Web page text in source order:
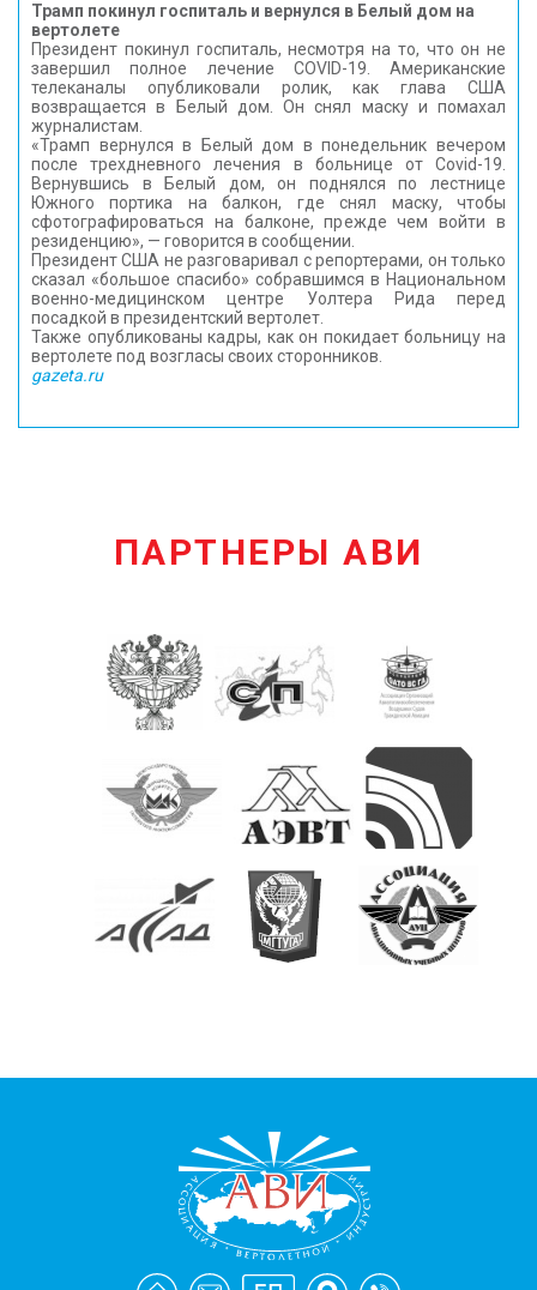
Трамп покинул госпиталь и вернулся в Белый дом на
вертолете
Президент покинул госпиталь, несмотря на то, что он не
завершил полное лечение COVID-19. Американские
телеканалы опубликовали ролик, как глава США
возвращается в Белый дом. Он снял маску и помахал
журналистам.
«Трамп вернулся в Белый дом в понедельник вечером
после трехдневного лечения в больнице от Covid-19.
Вернувшись в Белый дом, он поднялся по лестнице
Южного портика на балкон, где снял маску, чтобы
сфотографироваться на балконе, прежде чем войти в
резиденцию», — говорится в сообщении.
Президент США не разговаривал с репортерами, он только
сказал «большое спасибо» собравшимся в Национальном
военно-медицинском центре Уолтера Рида перед
посадкой в президентский вертолет.
Также опубликованы кадры, как он покидает больницу на
вертолете под возгласы своих сторонников.
gazeta.ru
ПАРТНЕРЫ АВИ